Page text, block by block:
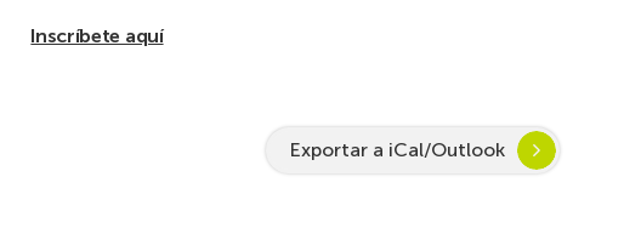
Inscríbete aquí
Exportar a iCal/Outlook